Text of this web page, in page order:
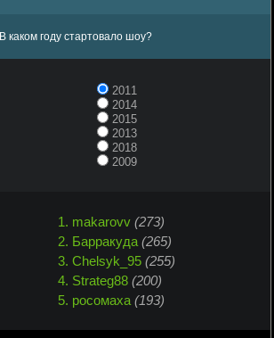
В каком году стартовало шоу?
2011
2014
2015
2013
2018
2009
1. makarovv (273)
2. Барракуда (265)
3. Chelsyk_95 (255)
4. Strateg88 (200)
5. росомаха (193)